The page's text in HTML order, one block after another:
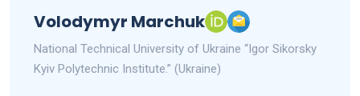
Volodymyr Marchuk
National Technical University of Ukraine “Igor Sikorsky
Kyiv Polytechnic Institute.” (Ukraine)